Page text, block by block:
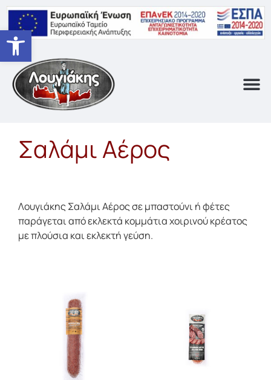
Σαλάμι Αέρος
Λουγιάκης Σαλάμι Αέρος σε μπαστούνι ή φέτες
παράγεται από εκλεκτά κομμάτια χοιρινού κρέατος
με πλούσια και εκλεκτή γεύση.
Ανοίξτε τη γραμμή εργαλείων